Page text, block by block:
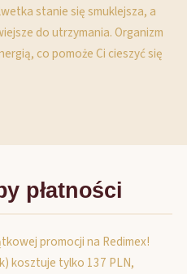
stanie się smuklejsza, a
do utrzymania. Organizm
co pomoże Ci cieszyć się
płatności
promocji na Redimex!
kosztuje tylko 137 PLN,